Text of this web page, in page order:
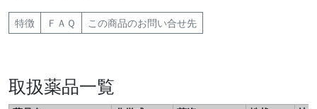
特徴 ＦＡＱ この商品のお問い合せ先
取扱薬品一覧